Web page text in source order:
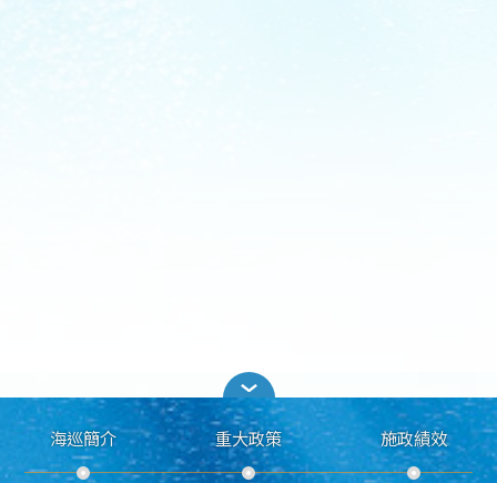
海巡簡介 重大政策 施政績效